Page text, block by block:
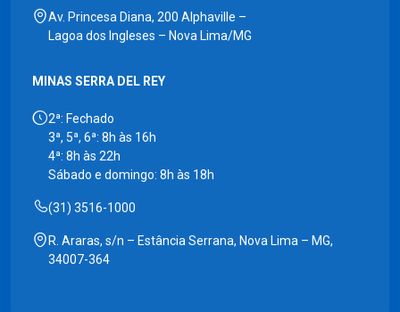
Av. Princesa Diana, 200 Alphaville –
Lagoa dos Ingleses – Nova Lima/MG
MINAS SERRA DEL REY
2ª: Fechado
3ª, 5ª, 6ª: 8h às 16h
4ª: 8h às 22h
Sábado e domingo: 8h às 18h
(31) 3516-1000
R. Araras, s/n – Estância Serrana, Nova Lima – MG,
34007-364